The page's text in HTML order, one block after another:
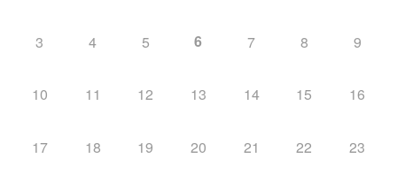
3 4 5 6 7 8 9
10 11 12 13 14 15 16
17 18 19 20 21 22 23